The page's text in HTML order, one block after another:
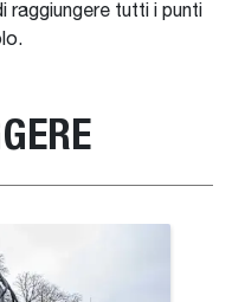
raggiungere tutti i punti